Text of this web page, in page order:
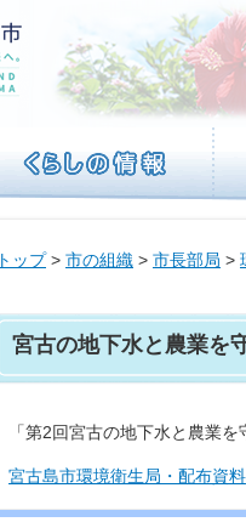
トップ> 市の組織 > 市長部局 >
宮古の地下水と農業を
「第2回宮古の地下水と農業
宮古島市環境衛生局・配布資料